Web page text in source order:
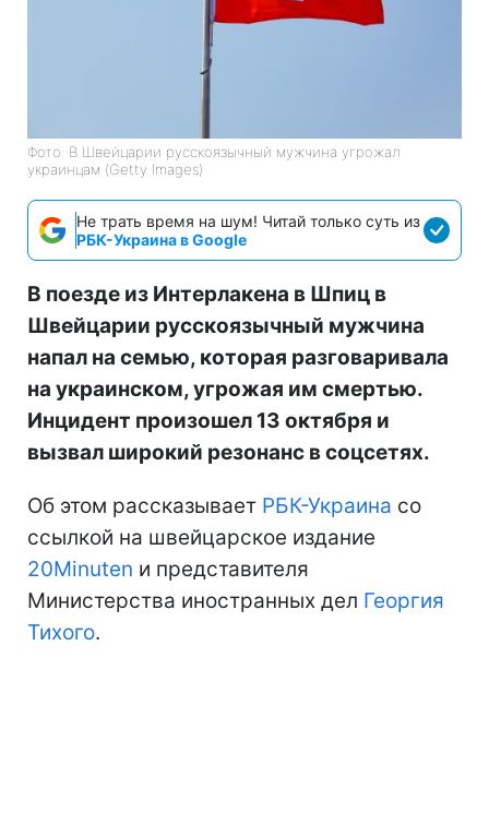
Фото: В Швейцарии русскоязычный мужчина угрожал
украинцам (Getty Images)
Не трать время на шум! Читай только суть из
РБК-Украина в Google
В поезде из Интерлакена в Шпиц в
Швейцарии русскоязычный мужчина
напал на семью, которая разговаривала
на украинском, угрожая им смертью.
Инцидент произошел 13 октября и
вызвал широкий резонанс в соцсетях.
Об этом рассказывает РБК-Украина со
ссылкой на швейцарское издание
20Minuten и представителя
Министерства иностранных дел Георгия
Тихого.